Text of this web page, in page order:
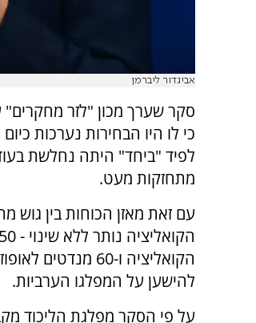
אביגדור ליברמן
סקר שערך מכון "לזר
כי לו היו הבחירות נערכות
לפיד "ביחד" היתה נחלשת
מתחזקות מעט.
עם זאת מאזן הכוחות בין גוש
הקואליציה ו-60
להישען על המפלגו הערביות.